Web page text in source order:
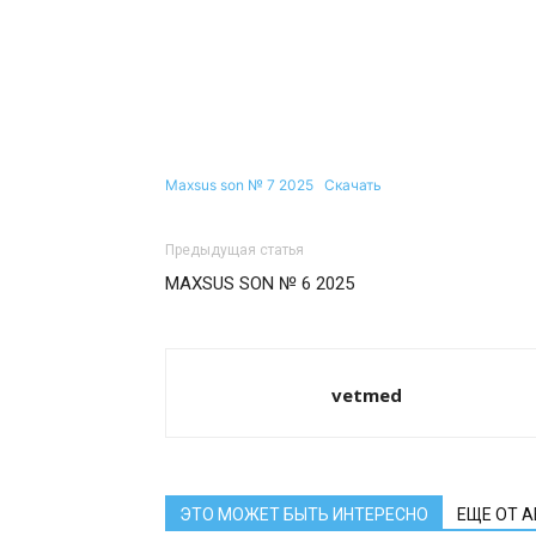
Maxsus son № 7 2025 Скачать
Предыдущая статья
MAXSUS SON № 6 2025
vetmed
ЭТО МОЖЕТ БЫТЬ ИНТЕРЕСНО ЕЩЕ ОТ